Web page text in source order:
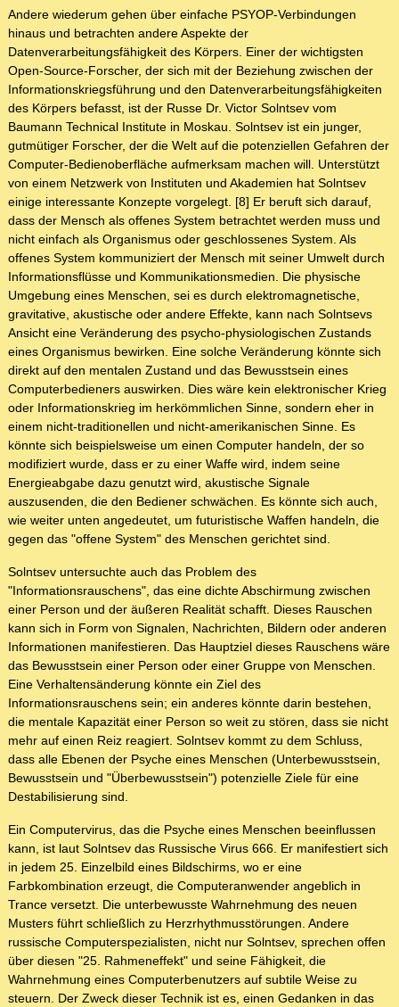
Andere wiederum gehen über einfache PSYOP-Verbindungen
hinaus und betrachten andere Aspekte der
Datenverarbeitungsfähigkeit des Körpers. Einer der wichtigsten
Open-Source-Forscher, der sich mit der Beziehung zwischen der
Informationskriegsführung und den Datenverarbeitungsfähigkeiten
des Körpers befasst, ist der Russe Dr. Victor Solntsev vom
Baumann Technical Institute in Moskau. Solntsev ist ein junger,
gutmütiger Forscher, der die Welt auf die potenziellen Gefahren der
Computer-Bedienoberfläche aufmerksam machen will. Unterstützt
von einem Netzwerk von Instituten und Akademien hat Solntsev
einige interessante Konzepte vorgelegt. [8] Er beruft sich darauf,
dass der Mensch als offenes System betrachtet werden muss und
nicht einfach als Organismus oder geschlossenes System. Als
offenes System kommuniziert der Mensch mit seiner Umwelt durch
Informationsflüsse und Kommunikationsmedien. Die physische
Umgebung eines Menschen, sei es durch elektromagnetische,
gravitative, akustische oder andere Effekte, kann nach Solntsevs
Ansicht eine Veränderung des psycho-physiologischen Zustands
eines Organismus bewirken. Eine solche Veränderung könnte sich
direkt auf den mentalen Zustand und das Bewusstsein eines
Computerbedieners auswirken. Dies wäre kein elektronischer Krieg
oder Informationskrieg im herkömmlichen Sinne, sondern eher in
einem nicht-traditionellen und nicht-amerikanischen Sinne. Es
könnte sich beispielsweise um einen Computer handeln, der so
modifiziert wurde, dass er zu einer Waffe wird, indem seine
Energieabgabe dazu genutzt wird, akustische Signale
auszusenden, die den Bediener schwächen. Es könnte sich auch,
wie weiter unten angedeutet, um futuristische Waffen handeln, die
gegen das "offene System" des Menschen gerichtet sind.
Solntsev untersuchte auch das Problem des
"Informationsrauschens", das eine dichte Abschirmung zwischen
einer Person und der äußeren Realität schafft. Dieses Rauschen
kann sich in Form von Signalen, Nachrichten, Bildern oder anderen
Informationen manifestieren. Das Hauptziel dieses Rauschens wäre
das Bewusstsein einer Person oder einer Gruppe von Menschen.
Eine Verhaltensänderung könnte ein Ziel des
Informationsrauschens sein; ein anderes könnte darin bestehen,
die mentale Kapazität einer Person so weit zu stören, dass sie nicht
mehr auf einen Reiz reagiert. Solntsev kommt zu dem Schluss,
dass alle Ebenen der Psyche eines Menschen (Unterbewusstsein,
Bewusstsein und "Überbewusstsein") potenzielle Ziele für eine
Destabilisierung sind.
Ein Computervirus, das die Psyche eines Menschen beeinflussen
kann, ist laut Solntsev das Russische Virus 666. Er manifestiert sich
in jedem 25. Einzelbild eines Bildschirms, wo er eine
Farbkombination erzeugt, die Computeranwender angeblich in
Trance versetzt. Die unterbewusste Wahrnehmung des neuen
Musters führt schließlich zu Herzrhythmusstörungen. Andere
russische Computerspezialisten, nicht nur Solntsev, sprechen offen
über diesen "25. Rahmeneffekt" und seine Fähigkeit, die
Wahrnehmung eines Computerbenutzers auf subtile Weise zu
steuern. Der Zweck dieser Technik ist es, einen Gedanken in das